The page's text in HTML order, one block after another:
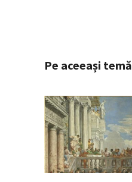
Pe aceeași temă